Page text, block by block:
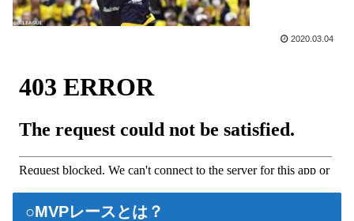
2020.03.04
○MVPレースとは？